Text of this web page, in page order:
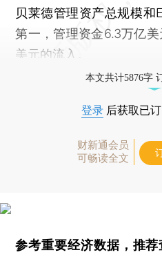
贝莱德管理资产总规模和
第一，管理资金6.3万亿
美元的流入。
本文共计5876字
登录 后获取已
财新通会员
可畅读全文
参考重要经济数据，推荐